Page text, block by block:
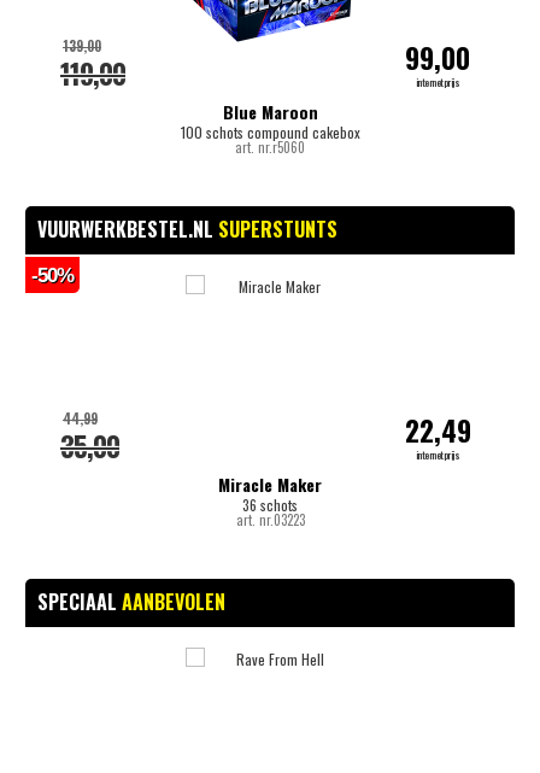
Blue Maroon
100 schots compound cakebox
art. nr.r5060
119,00
139,00 99,00
internetprijs
VUURWERKBESTEL.NL SUPERSTUNTS
Miracle Maker
36 schots
art. nr.03223
35,00
44,99 22,49
internetprijs
-50%
SPECIAAL AANBEVOLEN